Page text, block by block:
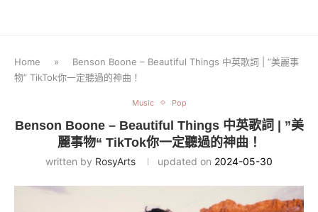
Home »
Benson Boone – Beautiful Things 中英歌詞 | ”美麗事
物“ TikTok你一定聽過的神曲！
Music Pop
Benson Boone – Beautiful Things 中英歌詞 | ”美
麗事物“ TikTok你一定聽過的神曲！
written by RosyArts updated on 2024-05-30